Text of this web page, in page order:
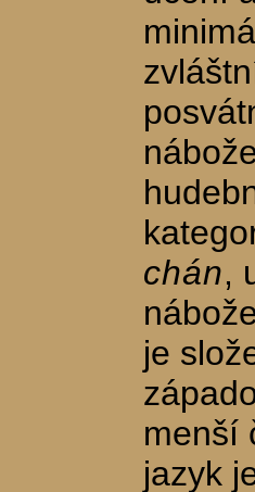
chán,
je
menší
jazyk